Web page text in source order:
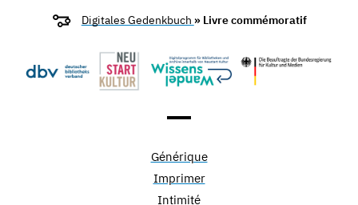
Digitales Gedenkbuch » Livre commémoratif
Générique
Imprimer
Intimité